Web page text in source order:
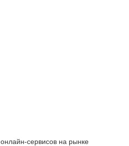
сервисов на рынке